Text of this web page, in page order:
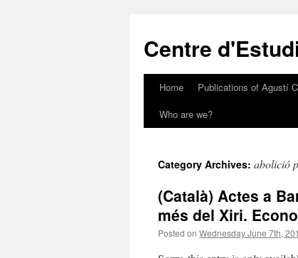
content
Centre
Home Publications of Agustí
Who are we?
Category Archives: abolició
(Català) Actes a
més del Xiri.
Posted on Wednesday June 7th,